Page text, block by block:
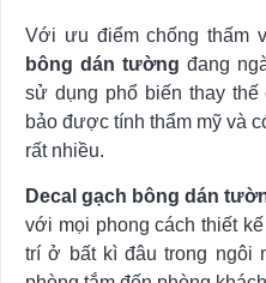
Với ưu điểm chống thấm
bông dán tường đang
sử dụng phổ biến thay thế
bảo được tính thẩm mỹ và
rất nhiều.
Decal gạch bông dán
với mọi phong cách thiết
trí ở bất kì đâu trong ngôi